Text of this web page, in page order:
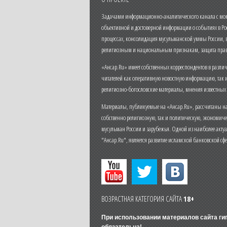
Задачами информационно-аналитического канала с
объективной и достоверной информации о событиях в
процессах, консолидация мусульманской уммы
религиозным и национальным признакам, защита
«Ансар.Ru» имеет собственных корреспондентов в
читателей как оперативную новостную информацию, так
религиозно-богословские материалы, мнения
Материалы, публикуемые на «Ансар.Ru», рассчитаны
собственно религиозную, так и политическую,
мусульман России и зарубежья. Одной из наиболее
"Ансар.Ru", является развитие исламской банковской
ВОЗРАСТНАЯ КАТЕГОРИЯ САЙТА18+
При использовании материалов сайта